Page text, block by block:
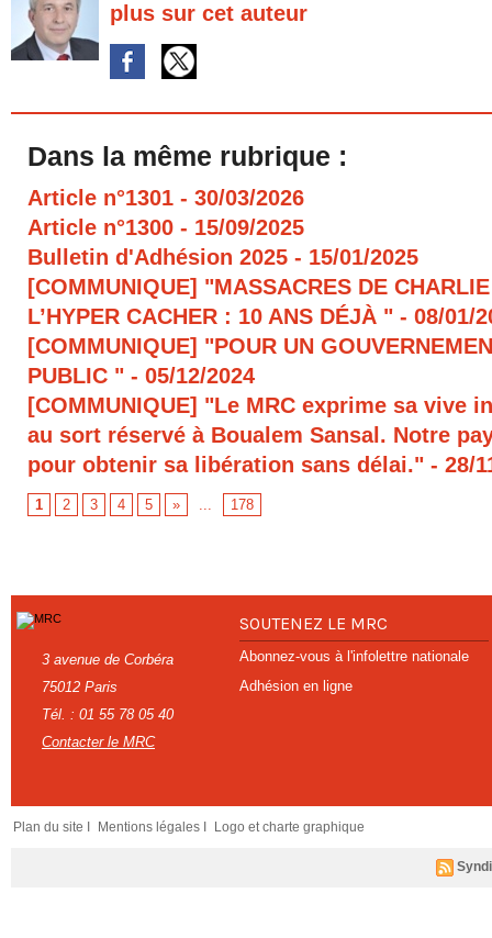
plus sur cet auteur
Dans la même rubrique :
Article n°1301 - 30/03/2026
Article n°1300 - 15/09/2025
Bulletin d'Adhésion 2025 - 15/01/2025
[COMMUNIQUE] "MASSACRES DE
L’HYPER CACHER : 10 ANS DÉJÀ " - 08/01/
[COMMUNIQUE] "POUR UN
PUBLIC " - 05/12/2024
[COMMUNIQUE] "Le MRC exprime sa vive
au sort réservé à Boualem Sansal. Notre
pour obtenir sa libération sans délai." - 28/
1 2 3 4 5 » ... 178
3 avenue de Corbéra
75012 Paris
Tél. : 01 55 78 05 40
Contacter le MRC
SOUTENEZ LE MRC
Abonnez-vous à l'infolettre nationale
Adhésion en ligne
Plan du site I Mentions légales I Logo et charte graphique